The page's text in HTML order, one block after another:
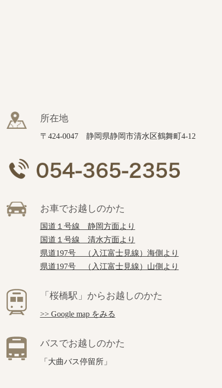
所在地
〒424-0047 静岡県静岡市清水区鶴舞町4-12
お車でお越しのかた
国道１号線 静岡方面より
国道１号線 清水方面より
県道197号 （入江富士見線）海側より
県道197号 （入江富士見線）山側より
「桜橋駅」からお越しのかた
>> Google map をみる
バスでお越しのかた
「大曲バス停留所」